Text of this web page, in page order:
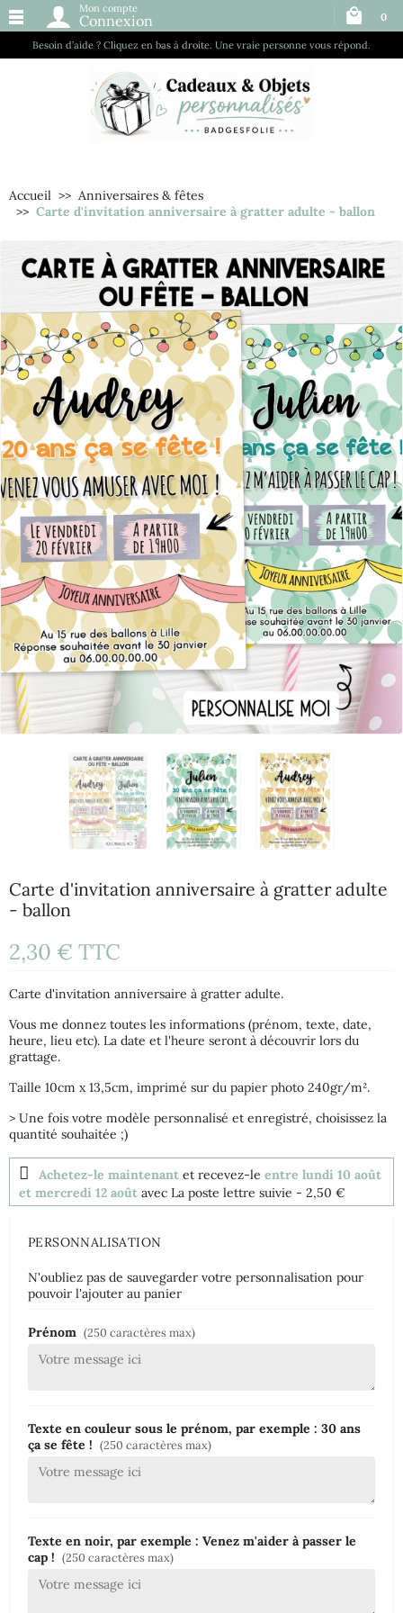
Besoin d’aide ? Cliquez en bas à droite. Une vraie personne vous répond.
Mon compte
Connexion 0
Accueil
Anniversaires & fêtes
Carte d'invitation anniversaire à gratter adulte - ballon
Carte d'invitation anniversaire à gratter adulte
- ballon
2,30 € TTC
Carte d'invitation anniversaire à gratter adulte.
Vous me donnez toutes les informations (prénom, texte, date,
heure, lieu etc). La date et l'heure seront à découvrir lors du
grattage.
Taille 10cm x 13,5cm, imprimé sur du papier photo 240gr/m².
> Une fois votre modèle personnalisé et enregistré, choisissez la
quantité souhaitée ;)
Achetez-le maintenant et recevez-le entre lundi 10 août
et mercredi 12 août avec La poste lettre suivie - 2,50 €
PERSONNALISATION
N'oubliez pas de sauvegarder votre personnalisation pour
pouvoir l'ajouter au panier
Prénom (250 caractères max)
Texte en couleur sous le prénom, par exemple : 30 ans
ça se fête ! (250 caractères max)
Texte en noir, par exemple : Venez m'aider à passer le
cap ! (250 caractères max)